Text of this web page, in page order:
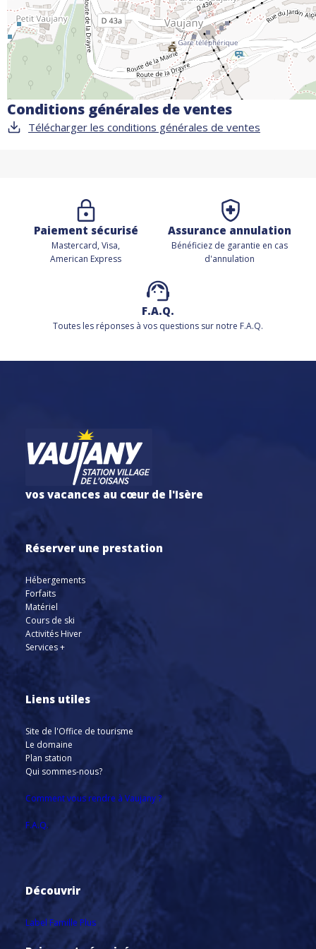
Conditions générales de ventes
Télécharger les conditions générales de ventes
Paiement sécurisé
Mastercard, Visa,
American Express
Assurance annulation
Bénéficiez de garantie en cas
d'annulation
F.A.Q.
Toutes les réponses à vos questions sur notre F.A.Q.
vos vacances au cœur de l'Isère
Réserver une prestation
Hébergements
Forfaits
Matériel
Cours de ski
Activités Hiver
Services +
Liens utiles
Site de l'Office de tourisme
Le domaine
Plan station
Qui sommes-nous?
Comment vous rendre à Vaujany ?
F.A.Q.
Découvrir
Label Famille Plus